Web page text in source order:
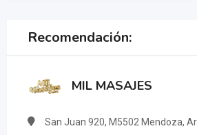
Recomendación:
MIL MASAJES
San Juan 920, M5502 Mendoza,